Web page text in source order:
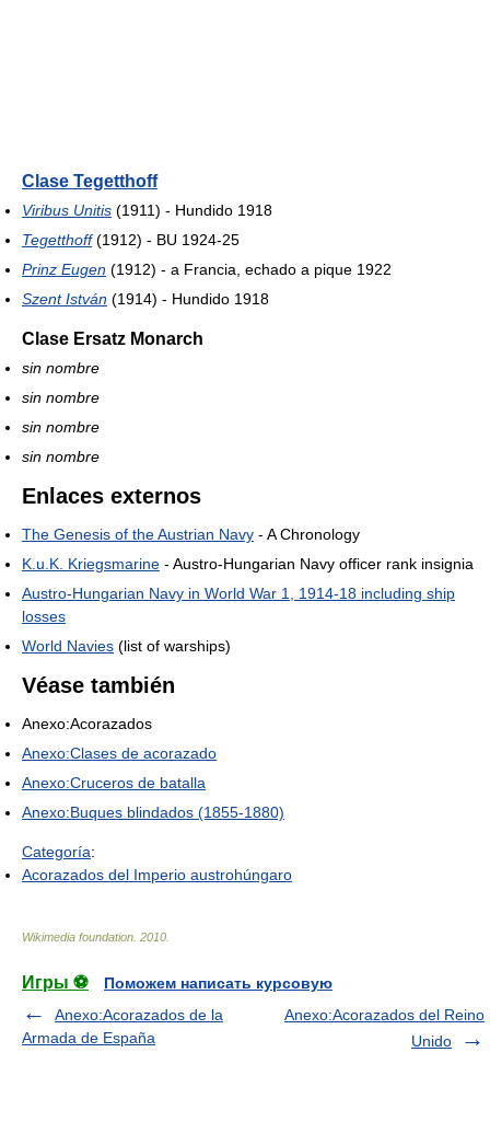
Clase Tegetthoff
Viribus Unitis (1911) - Hundido 1918
Tegetthoff(1912) - BU 1924-25
Prinz Eugen (1912) - a Francia, echado a pique 1922
Szent István (1914) - Hundido 1918
Clase Ersatz Monarch
sin nombre
sin nombre
sin nombre
sin nombre
Enlaces externos
The Genesis of the Austrian Navy - A Chronology
K.u.K. Kriegsmarine - Austro-Hungarian Navy officer rank insignia
Austro-Hungarian Navy in World War 1, 1914-18 including ship
losses
World Navies (list of warships)
Véase también
Anexo:Acorazados
Anexo:Clases de acorazado
Anexo:Cruceros de batalla
Anexo:Buques blindados (1855-1880)
Categoría:
Acorazados del Imperio austrohúngaro
Wikimedia foundation 2010
Игры ⚽
Поможем написать курсовую
Anexo:Acorazados de la
Armada de España
Anexo:Acorazados del Reino
Unido